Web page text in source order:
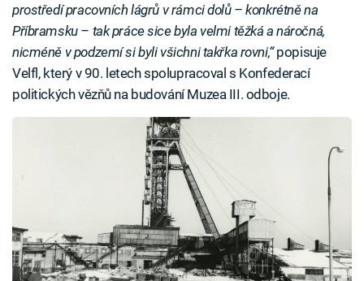
prostředí pracovních lágrů v rámci dolů – konkrétně na
Příbramsku – tak práce sice byla velmi těžká a náročná,
nicméně v podzemí si byli všichni takřka rovni,“popisuje
Velfl, který v 90. letech spolupracoval s Konfederací
politických vězňů na budování Muzea III. odboje.